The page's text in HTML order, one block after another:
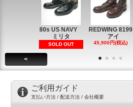
80s US NAVY
ミリタ
SOLD OUT
REDWING 8199
アイ
45,900円(税込)
<
ご利用ガイド
支払い方法 / 配送方法 / 会社概要